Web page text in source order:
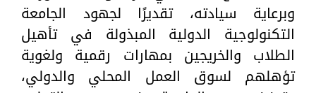
وبرعاية سيادته، تقديرًا لجهود الجامعة
التكنولوجية الدولية المبذولة في تأهيل
الطلاب والخريجين بمهارات رقمية ولغوية
تؤهلهم لسوق العمل المحلي والدولي،